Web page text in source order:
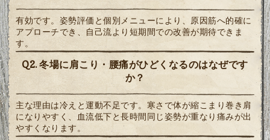
有効です。姿勢評価と個別メニューにより、原因筋へ的確に
アプローチでき、自己流より短期間での改善が期待できま
す。
Q2. 冬場に肩こり・腰痛がひどくなるのはなぜです
か？
主な理由は冷えと運動不足です。寒さで体が縮こまり巻き肩
になりやすく、血流低下と長時間同じ姿勢が重なり痛みが出
やすくなります。